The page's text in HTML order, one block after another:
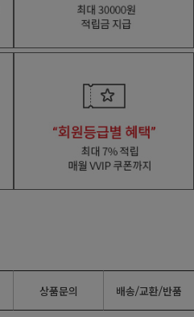
상품문의 배송/교환/반품